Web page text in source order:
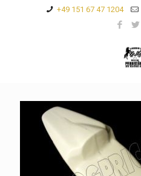
+49 151 67 47 1204